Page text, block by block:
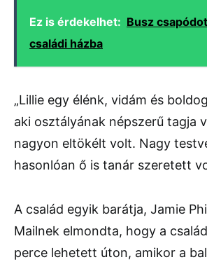
Ez is érdekelhet: Busz
családi házba
„Lillie egy élénk, vidám és
aki osztályának népszerű tagja
nagyon eltökélt volt. Nagy
hasonlóan ő is tanár szeretett
A család egyik barátja, Jamie
Mailnek elmondta, hogy a
perce lehetett úton, amikor a